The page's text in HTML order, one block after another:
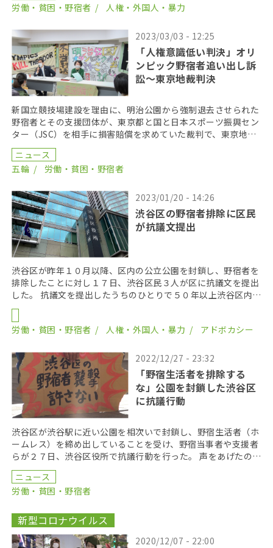
労働・貧困・野宿者
人権・外国人・暴力
2023/03/03 - 12:25
「人権意識低い判決」オリ
ンピック野宿者追い出し訴
訟～東京地裁判決
新国立競技場建設を理由に、明治公園から強制退去させられた
野宿者とその支援団体が、東京都と国と日本スポーツ振興セン
ター（JSC）を相手に損害賠償を求めていた裁判で、東京地方
裁判所は２月２８日、原告らの主張をいずれも退けた。 […]
ニュース
五輪
労働・貧困・野宿者
2023/01/20 - 14:26
渋谷区の野宿者排除に区民
が抗議文提出
渋谷区が昨年１０月以降、区内の公立公園を封鎖し、野宿者を
排除したことに対し１７日、渋谷区民３人が区に抗議文を提出
した。 抗議文を提出したうちのひとりで５０年以上渋谷区内に
住んでいる女性は、要望書を提出した理由について、「 […]
労働・貧困・野宿者
人権・外国人・暴力 アドボカシー
2022/12/27 - 23:32
「野宿生活者を排除する
な」公園を封鎖した渋谷区
に抗議行動
渋谷区が渋谷駅に近い公園を相次いで封鎖し、野宿生活者（ホ
ームレス）を締め出していることを受け、野宿当事者や支援者
らが２７日、渋谷区役所で抗議行動を行った。 声をあげたの
は、渋谷周辺で野宿生活者の権利を訴えている市民団体「 […]
ニュース
労働・貧困・野宿者
新型コロナウイルス
2020/12/07 - 22:00